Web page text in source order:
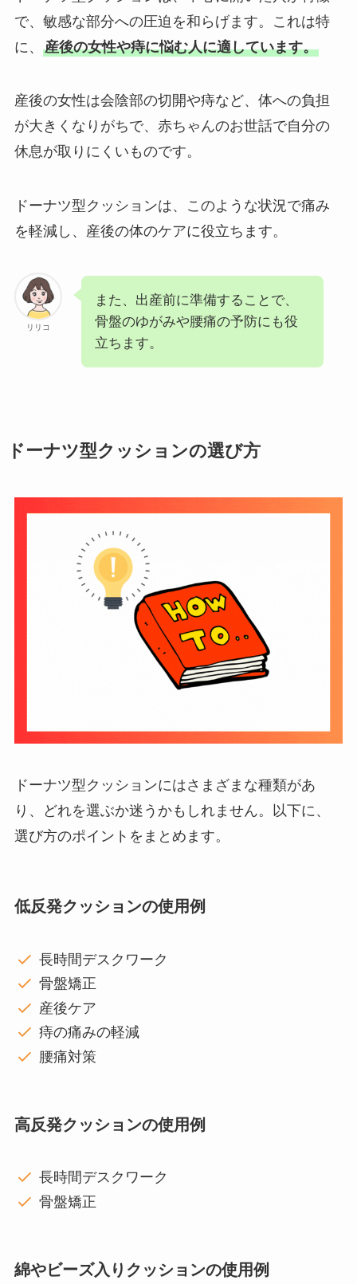
で、敏感な部分への圧迫を和らげます。これは特
に、 産後の女性や痔に悩む人に適しています。
産後の女性は会陰部の切開や痔など、体への負担
が大きくなりがちで、赤ちゃんのお世話で自分の
休息が取りにくいものです。
ドーナツ型クッションは、このような状況で痛み
を軽減し、産後の体のケアに役立ちます。
リリコ
また、出産前に準備することで、
骨盤のゆがみや腰痛の予防にも役
立ちます。
ドーナツ型クッションの選び方
ドーナツ型クッションにはさまざまな種類があ
り、どれを選ぶか迷うかもしれません。以下に、
選び方のポイントをまとめます。
低反発クッションの使用例
長時間デスクワーク
骨盤矯正
産後ケア
痔の痛みの軽減
腰痛対策
高反発クッションの使用例
長時間デスクワーク
骨盤矯正
綿やビーズ入りクッションの使用例